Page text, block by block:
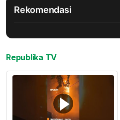
Rekomendasi
Republika TV